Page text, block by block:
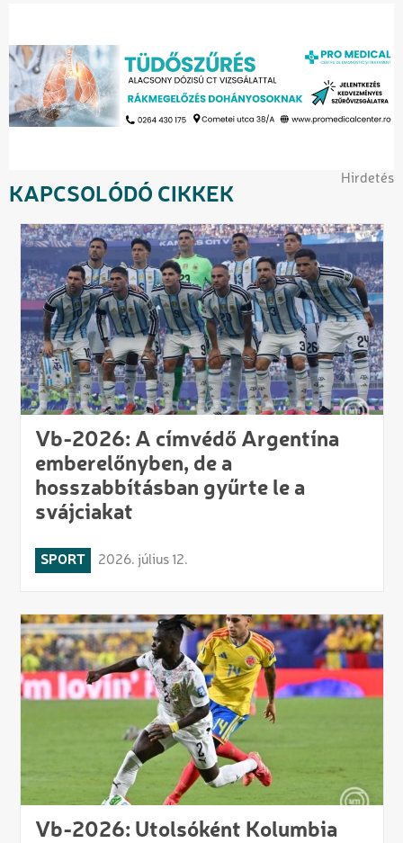
Hirdetés
KAPCSOLÓDÓ CIKKEK
Vb-2026: A címvédő Argentína
emberelőnyben, de a
hosszabbításban gyűrte le a
svájciakat
SPORT 2026. július 12.
Vb-2026: Utolsóként Kolumbia